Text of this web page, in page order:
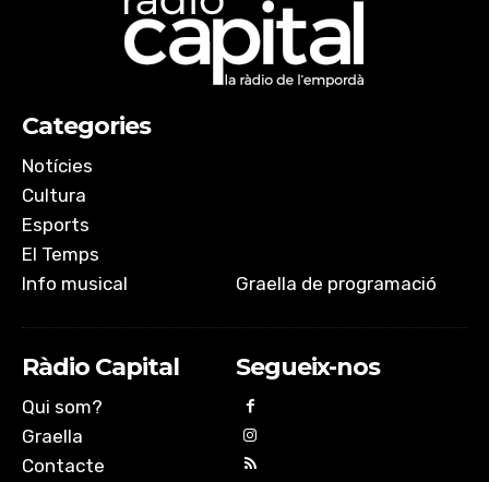
Categories
Notícies
Cultura
Esports
El Temps
Info musical
Graella de programació
Ràdio Capital
Qui som?
Graella
Contacte
Segueix-nos